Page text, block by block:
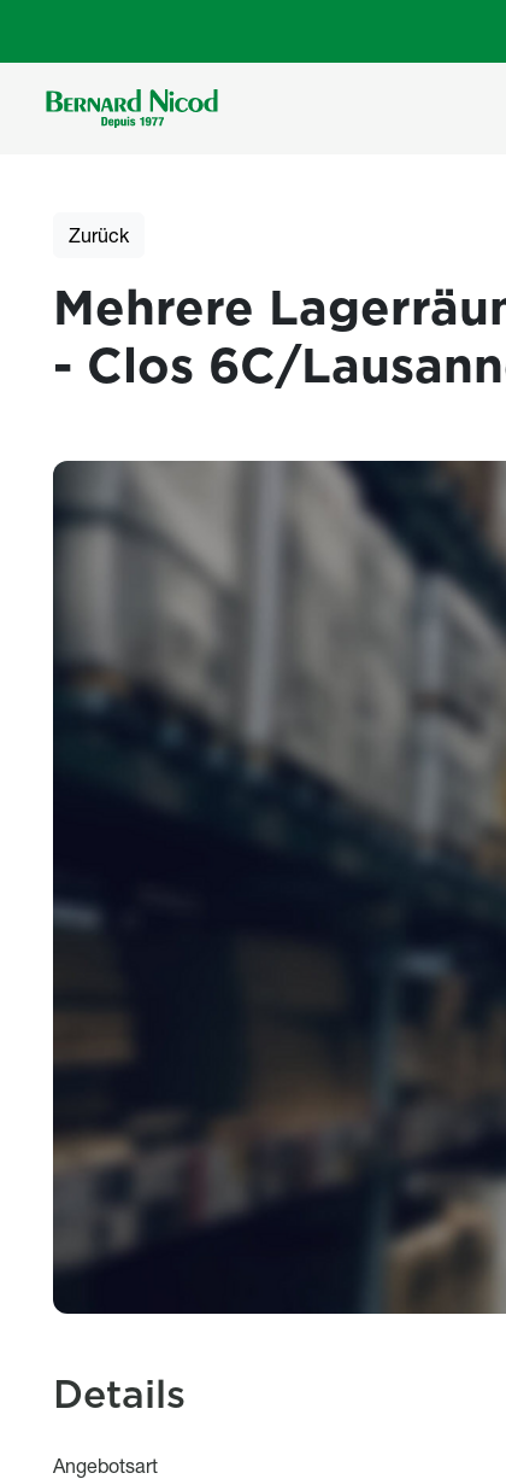
Zurück
Mehrere
- Clos 6C/
Photos
Details
Angebotsart